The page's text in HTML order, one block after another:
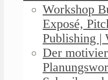
Workshop
Exposé,
Publishing |
Der